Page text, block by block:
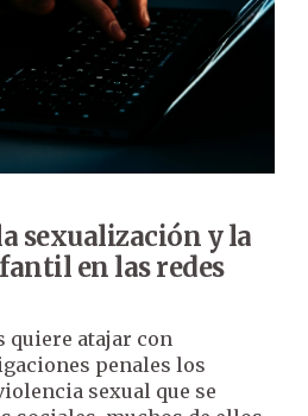
sexualización y la
en las redes
quiere atajar con
penales los
sexual que se